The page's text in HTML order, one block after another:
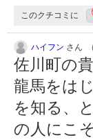
このクチコミに
ハイフン さん
佐川町の
龍馬をは
を知る、
の人にこ